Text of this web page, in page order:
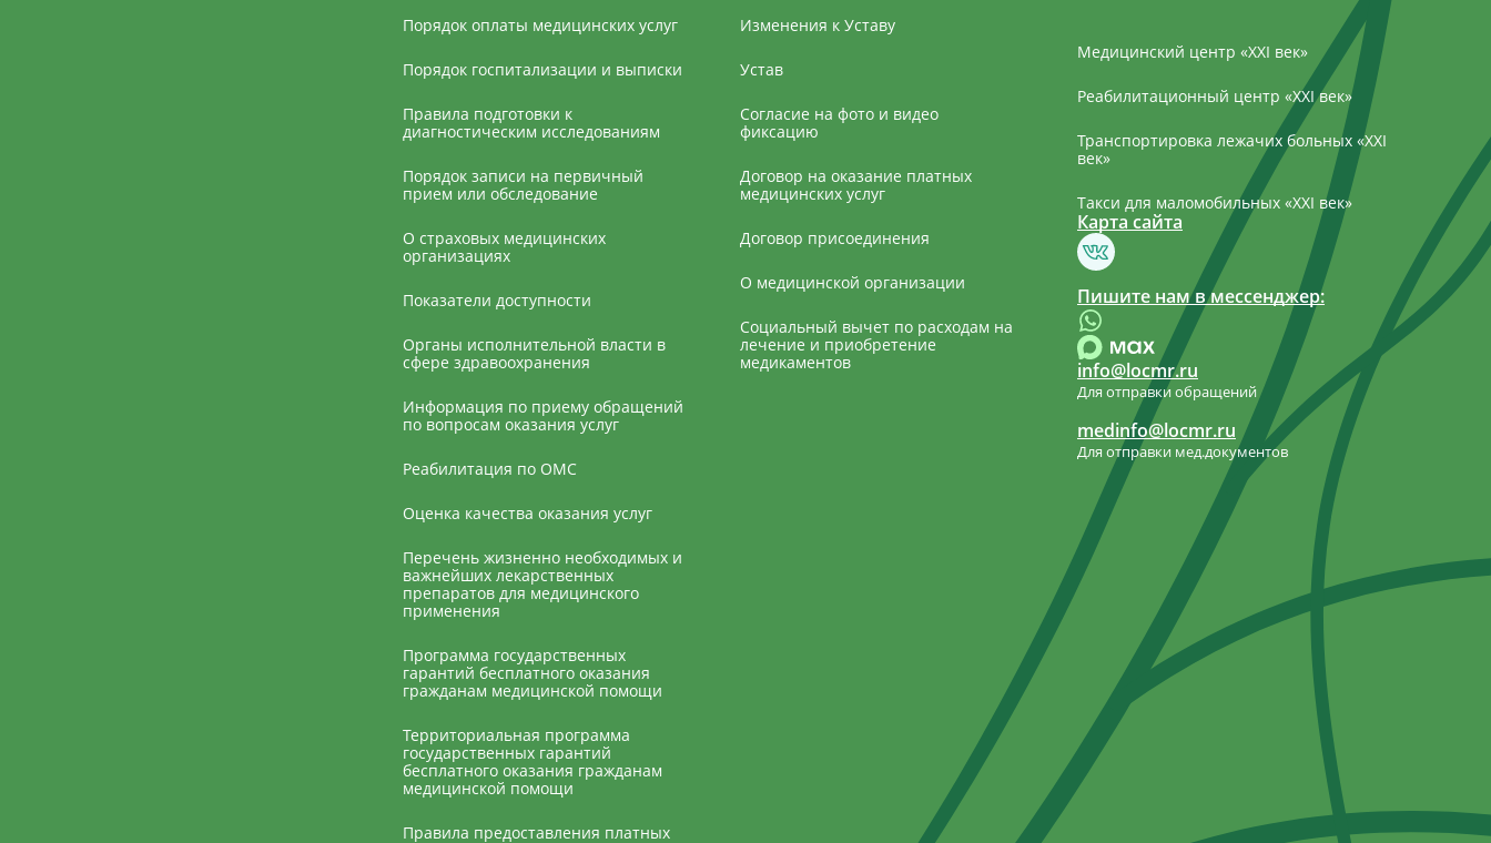
Порядок оплаты медицинских услуг
Порядок госпитализации и выписки
Правила подготовки к
диагностическим исследованиям
Порядок записи на первичный
прием или обследование
О страховых медицинских
организациях
Показатели доступности
Органы исполнительной власти в
сфере здравоохранения
Информация по приему обращений
по вопросам оказания услуг
Реабилитация по ОМС
Оценка качества оказания услуг
Перечень жизненно необходимых и
важнейших лекарственных
препаратов для медицинского
применения
Программа государственных
гарантий бесплатного оказания
гражданам медицинской помощи
Территориальная программа
государственных гарантий
бесплатного оказания гражданам
медицинской помощи
Правила предоставления платных
Изменения к Уставу
Устав
Согласие на фото и видео
фиксацию
Договор на оказание платных
медицинских услуг
Договор присоединения
О медицинской организации
Социальный вычет по расходам на
лечение и приобретение
медикаментов
Медицинский центр «‎XXI век»
Реабилитационный центр «XXI век»
Транспортировка лежачих больных «XXI
век»
Такси для маломобильных «XXI век»
Карта сайта
Пишите нам в мессенджер:
info@locmr.ru
Для отправки обращений
medinfo@locmr.ru
Для отправки мед.документов